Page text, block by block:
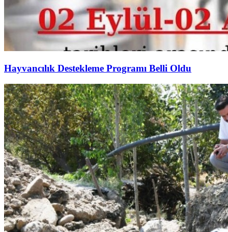
Hayvancılık Destekleme Programı Belli Oldu